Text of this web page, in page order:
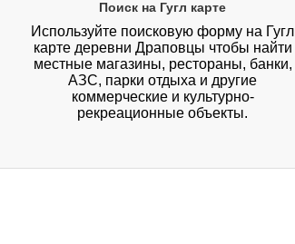
Поиск на Гугл карте
Используйте поисковую форму на Гугл
карте деревни Драповцы чтобы найти
местные магазины, рестораны, банки,
АЗС, парки отдыха и другие
коммерческие и культурно-
рекреационные объекты.